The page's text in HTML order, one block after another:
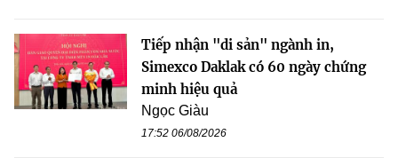
Tiếp nhận "di sản" ngành in,
Simexco Daklak có 60 ngày chứng
minh hiệu quả
Ngọc Giàu
17:52 06/08/2026